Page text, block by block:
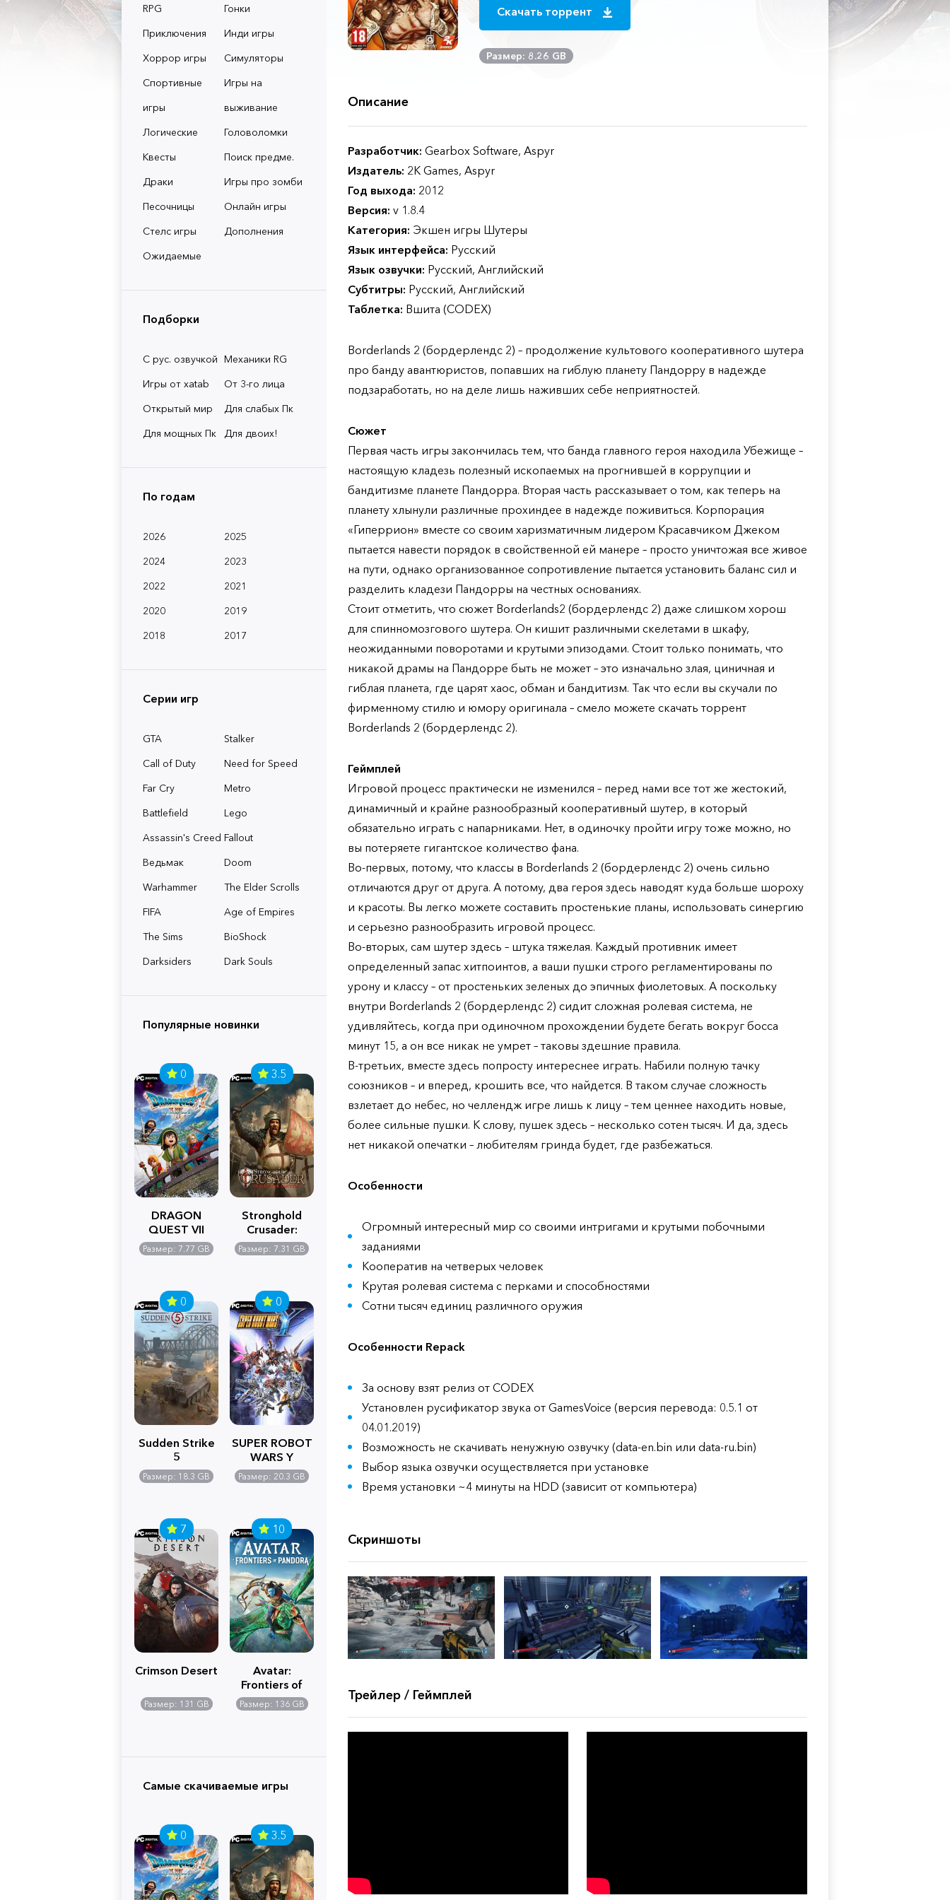
RPG
Гонки
Приключения
Инди игры
Хоррор игры
Симуляторы
Спортивные
игры
Игры на
выживание
Логические
Головоломки
Квесты
Поиск предме.
Драки
Игры про зомби
Песочницы
Онлайн игры
Стелс игры
Дополнения
Ожидаемые
Подборки
С рус. озвучкой Механики RG
Игры от xatab
От 3-го лица
Открытый мир
Для слабых Пк
Для мощных Пк
Для двоих!
По годам
2026
2025
2024
2023
2022
2021
2020
2019
2018
2017
Серии игр
GTA
Stalker
Call of Duty
Need for Speed
Far Cry
Metro
Battlefield
Lego
Assassin's Creed Fallout
Ведьмак
Doom
Warhammer
The Elder Scrolls
FIFA
Age of Empires
The Sims
BioShock
Darksiders
Dark Souls
Популярные новинки
0
DRAGON
QUEST VII
Reimagined
Размер: 7.77 GB
3.5
Stronghold
Crusader:
Definitive
Edition
Размер: 7.31 GB
0
Sudden Strike
5
Размер: 18.3 GB
0
SUPER ROBOT
WARS Y
Размер: 20.3 GB
7
Crimson Desert
Размер: 131 GB
10
Avatar:
Frontiers of
Pandora
Размер: 136 GB
Самые скачиваемые игры
0 3.5
Скачать торрент
Размер: 8.26 GB
Описание
Разработчик: Gearbox Software, Aspyr
Издатель: 2K Games, Aspyr
Год выхода: 2012
Версия: v 1.8.4
Категория: Экшен игры Шутеры
Язык интерфейса: Русский
Язык озвучки: Русский, Английский
Субтитры: Русский, Английский
Таблетка: Вшита (CODEX)
Borderlands 2 (бордерлендс 2) – продолжение культового кооперативного шутера
про банду авантюристов, попавших на гиблую планету Пандорру в надежде
подзаработать, но на деле лишь наживших себе неприятностей.
Сюжет
Первая часть игры закончилась тем, что банда главного героя находила Убежище –
настоящую кладезь полезный ископаемых на прогнившей в коррупции и
бандитизме планете Пандорра. Вторая часть рассказывает о том, как теперь на
планету хлынули различные прохиндее в надежде поживиться. Корпорация
«Гиперрион» вместе со своим харизматичным лидером Красавчиком Джеком
пытается навести порядок в свойственной ей манере – просто уничтожая все живое
на пути, однако организованное сопротивление пытается установить баланс сил и
разделить кладези Пандорры на честных основаниях.
Стоит отметить, что сюжет Borderlands2 (бордерлендс 2) даже слишком хорош
для спинномозгового шутера. Он кишит различными скелетами в шкафу,
неожиданными поворотами и крутыми эпизодами. Стоит только понимать, что
никакой драмы на Пандорре быть не может – это изначально злая, циничная и
гиблая планета, где царят хаос, обман и бандитизм. Так что если вы скучали по
фирменному стилю и юмору оригинала – смело можете скачать торрент
Borderlands 2 (бордерлендс 2).
Геймплей
Игровой процесс практически не изменился – перед нами все тот же жестокий,
динамичный и крайне разнообразный кооперативный шутер, в который
обязательно играть с напарниками. Нет, в одиночку пройти игру тоже можно, но
вы потеряете гигантское количество фана.
Во-первых, потому, что классы в Borderlands 2 (бордерлендс 2) очень сильно
отличаются друг от друга. А потому, два героя здесь наводят куда больше шороху
и красоты. Вы легко можете составить простенькие планы, использовать синергию
и серьезно разнообразить игровой процесс.
Во-вторых, сам шутер здесь – штука тяжелая. Каждый противник имеет
определенный запас хитпоинтов, а ваши пушки строго регламентированы по
урону и классу – от простеньких зеленых до эпичных фиолетовых. А поскольку
внутри Borderlands 2 (бордерлендс 2) сидит сложная ролевая система, не
удивляйтесь, когда при одиночном прохождении будете бегать вокруг босса
минут 15, а он все никак не умрет – таковы здешние правила.
В-третьих, вместе здесь попросту интереснее играть. Набили полную тачку
союзников – и вперед, крошить все, что найдется. В таком случае сложность
взлетает до небес, но челлендж игре лишь к лицу – тем ценнее находить новые,
более сильные пушки. К слову, пушек здесь – несколько сотен тысяч. И да, здесь
нет никакой опечатки – любителям гринда будет, где разбежаться.
Особенности
Огромный интересный мир со своими интригами и крутыми побочными
заданиями
Кооператив на четверых человек
Крутая ролевая система с перками и способностями
Сотни тысяч единиц различного оружия
Особенности Repack
За основу взят релиз от CODEX
Установлен русификатор звука от GamesVoice (версия перевода: 0.5.1 от
04.01.2019)
Возможность не скачивать ненужную озвучку (data-en.bin или data-ru.bin)
Выбор языка озвучки осуществляется при установке
Время установки ~4 минуты на HDD (зависит от компьютера)
Скриншоты
Трейлер / Геймплей